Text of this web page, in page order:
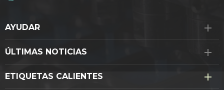
AYUDAR
ÚLTIMAS NOTICIAS
ETIQUETAS CALIENTES